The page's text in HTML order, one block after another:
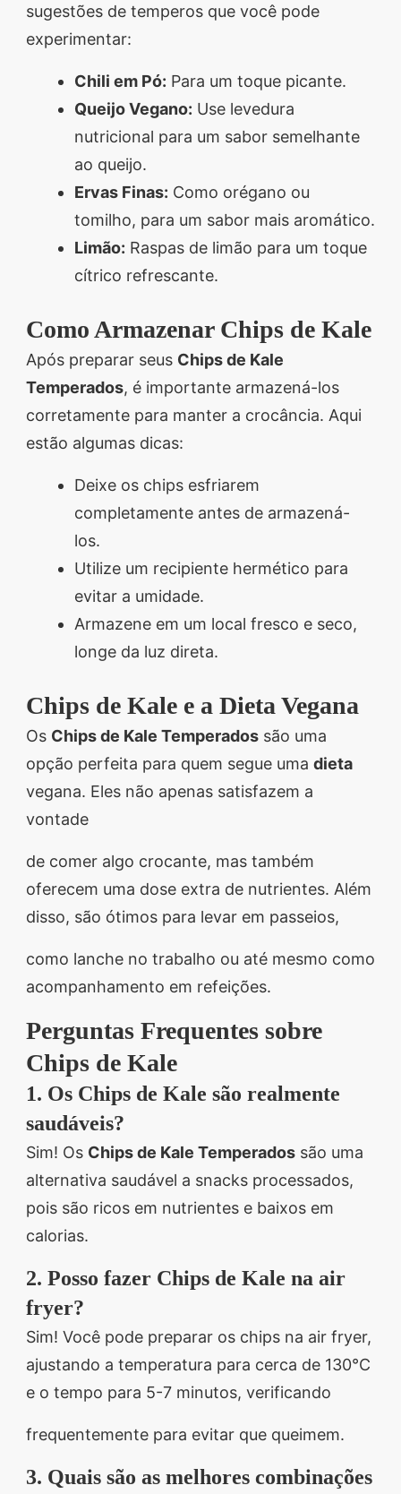
sugestões de temperos que você pode
experimentar:
Chili em Pó: Para um toque picante.
Queijo Vegano: Use levedura
nutricional para um sabor semelhante
ao queijo.
Ervas Finas: Como orégano ou
tomilho, para um sabor mais aromático.
Limão: Raspas de limão para um toque
cítrico refrescante.
Como Armazenar Chips de Kale
Após preparar seus Chips de Kale
Temperados, é importante armazená-los
corretamente para manter a crocância. Aqui
estão algumas dicas:
Deixe os chips esfriarem
completamente antes de armazená-
los.
Utilize um recipiente hermético para
evitar a umidade.
Armazene em um local fresco e seco,
longe da luz direta.
Chips de Kale e a Dieta Vegana
Os Chips de Kale Temperados são uma
opção perfeita para quem segue uma dieta
vegana. Eles não apenas satisfazem a
vontade
de comer algo crocante, mas também
oferecem uma dose extra de nutrientes. Além
disso, são ótimos para levar em passeios,
como lanche no trabalho ou até mesmo como
acompanhamento em refeições.
Perguntas Frequentes sobre
Chips de Kale
1. Os Chips de Kale são realmente
saudáveis?
Sim! Os Chips de Kale Temperados são uma
alternativa saudável a snacks processados,
pois são ricos em nutrientes e baixos em
calorias.
2. Posso fazer Chips de Kale na air
fryer?
Sim! Você pode preparar os chips na air fryer,
ajustando a temperatura para cerca de 130°C
e o tempo para 5-7 minutos, verificando
frequentemente para evitar que queimem.
3. Quais são as melhores combinações